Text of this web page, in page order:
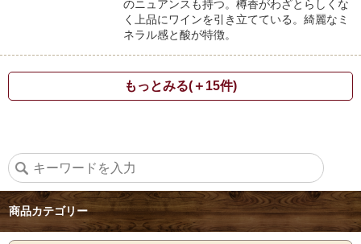
のニュアンスも持つ。樽香がわざとらしくな
く上品にワインを引き立てている。綺麗なミ
ネラル感と酸が特徴。
もっとみる(＋15件)
商品カテゴリー